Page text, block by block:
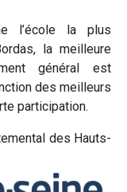
l’école la plus
la meilleure
général est
des meilleurs
participation.
des Hauts-